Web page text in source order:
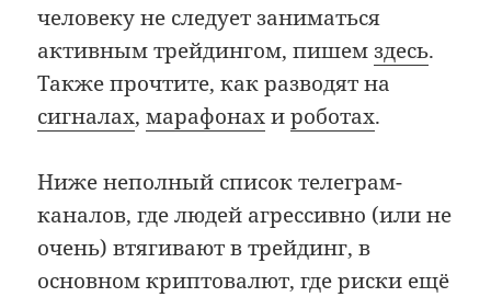
человеку не следует заниматься
активным трейдингом, пишемздесь.
Также прочтите, как разводят на
сигналах,марафонахироботах.
Ниже неполный список телеграм-
каналов, где людей агрессивно (или не
очень) втягивают в трейдинг, в
основном криптовалют, где риски ещё